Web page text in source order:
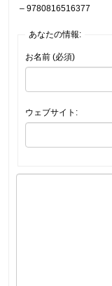
– 9780816516377
あなたの情報:
お名前 (必須)
ウェブサイト: